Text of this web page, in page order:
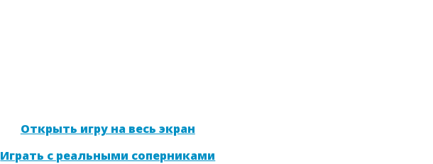
Открыть игру на весь экран
Играть с реальными соперниками